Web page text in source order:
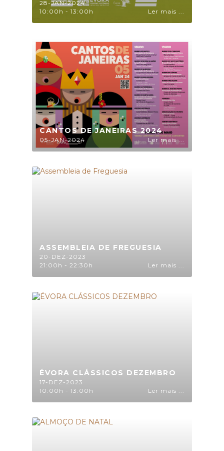
28-JAN-2024
10:00h - 13:00h
Ler mais ...
CANTOS DE JANEIRAS 2024
05-JAN-2024 Ler mais ...
ASSEMBLEIA DE FREGUESIA
20-DEZ-2023
21:00h - 22:30h
Ler mais ...
ÉVORA CLÁSSICOS DEZEMBRO
17-DEZ-2023
10:00h - 13:00h
Ler mais ...